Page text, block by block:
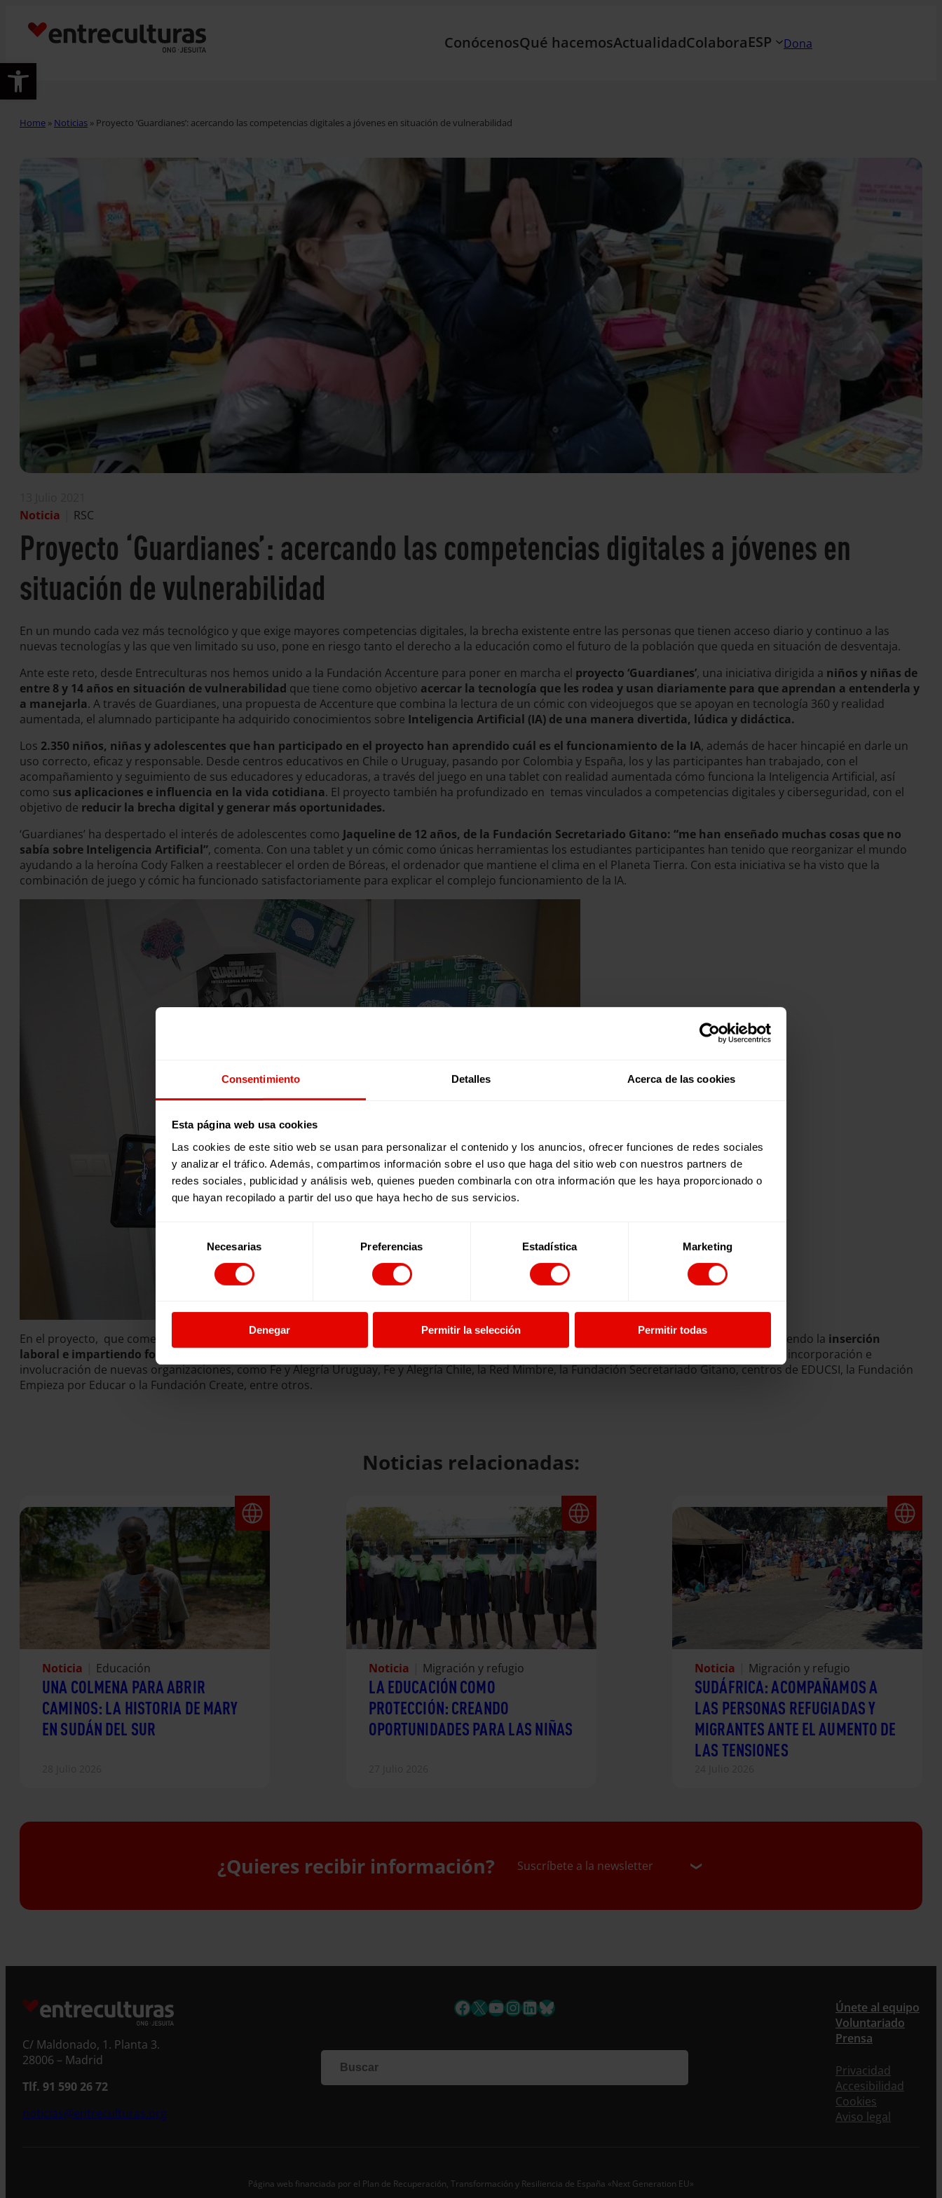
Consentimiento Detalles Acerca de las cookies
Esta página web usa cookies
Las cookies de este sitio web se usan para personalizar el contenido y los anuncios, ofrecer funciones de redes sociales
y analizar el tráfico. Además, compartimos información sobre el uso que haga del sitio web con nuestros partners de
redes sociales, publicidad y análisis web, quienes pueden combinarla con otra información que les haya proporcionado o
que hayan recopilado a partir del uso que haya hecho de sus servicios.
Selección
consentimiento
Necesarias Preferencias Estadística Marketing
Denegar Permitir la selección Permitir todas
Abrir barra de herramientas
ConócenosQué hacemosActualidadColaboraESP Dona
Home » Noticias » Proyecto ‘Guardianes’: acercando las competencias digitales a jóvenes en situación de vulnerabilidad
Noticia
RSC
Proyecto ‘Guardianes’: acercando las competencias digitales a jóvenes en
situación de vulnerabilidad
En un mundo cada vez más tecnológico y que exige mayores competencias digitales, la brecha existente entre las personas que tienen acceso diario y continuo a las
nuevas tecnologías y las que ven limitado su uso, pone en riesgo tanto el derecho a la educación como el futuro de la población que queda en situación de desventaja.
Ante este reto, desde Entreculturas nos hemos unido a la Fundación Accenture para poner en marcha el proyecto ‘Guardianes’, una iniciativa dirigida a niños y niñas de
entre 8 y 14 años en situación de vulnerabilidad que tiene como objetivo acercar la tecnología que les rodea y usan diariamente para que aprendan a entenderla y
a manejarla. A través de Guardianes, una propuesta de Accenture que combina la lectura de un cómic con videojuegos que se apoyan en tecnología 360 y realidad
aumentada, el alumnado participante ha adquirido conocimientos sobre Inteligencia Artificial (IA) de una manera divertida, lúdica y didáctica.
Los 2.350 niños, niñas y adolescentes que han participado en el proyecto han aprendido cuál es el funcionamiento de la IA, además de hacer hincapié en darle un
uso correcto, eficaz y responsable. Desde centros educativos en Chile o Uruguay, pasando por Colombia y España, los y las participantes han trabajado, con el
acompañamiento y seguimiento de sus educadores y educadoras, a través del juego en una tablet con realidad aumentada cómo funciona la Inteligencia Artificial, así
como sus aplicaciones e influencia en la vida cotidiana. El proyecto también ha profundizado en temas vinculados a competencias digitales y ciberseguridad, con el
objetivo de reducir la brecha digital y generar más oportunidades.
‘Guardianes’ ha despertado el interés de adolescentes como Jaqueline de 12 años, de la Fundación Secretariado Gitano: “me han enseñado muchas cosas que no
sabía sobre Inteligencia Artificial”, comenta. Con una tablet y un cómic como únicas herramientas los estudiantes participantes han tenido que reorganizar el mundo
ayudando a la heroína Cody Falken a reestablecer el orden de Bóreas, el ordenador que mantiene el clima en el Planeta Tierra. Con esta iniciativa se ha visto que la
combinación de juego y cómic ha funcionado satisfactoriamente para explicar el complejo funcionamiento de la IA.
En el proyecto, que comenzó en febrero de 2020, colaboramos junto a la Fundación Accenture con quien trabajamos desde el año 2006, favoreciendo la inserción
laboral e impartiendo formación de habilidades básicas para población especialmente vulnerable
. Además esta iniciativa ha contado con la incorporación e
involucración de nuevas organizaciones, como Fe y Alegría Uruguay, Fe y Alegría Chile, la Red Mimbre, la Fundación Secretariado Gitano, centros de EDUCSI, la Fundación
Empieza por Educar o la Fundación Create, entre otros.
Noticias relacionadas:
Noticia Educación
UNA COLMENA PARA ABRIR
CAMINOS: LA HISTORIA DE MARY
EN SUDÁN DEL SUR
Noticia Migración y refugio
LA EDUCACIÓN COMO
PROTECCIÓN: CREANDO
OPORTUNIDADES PARA LAS NIÑAS
Noticia Migración y refugio
SUDÁFRICA: ACOMPAÑAMOS A
LAS PERSONAS REFUGIADAS Y
MIGRANTES ANTE EL AUMENTO DE
LAS TENSIONES
¿Quieres recibir información? Suscríbete a la newsletter
Si quieres recibir nuestra newsletter mensual y los
información, no dejes de completar este formulario.
Al instante, te daremos de alta en nuestra base de
datos y podrás estar al tanto de todas las novedades.
Correo electrónico *
C/ Maldonado, 1. Planta 3.
28006 – Madrid
Tlf. 91 590 26 72
noticias@entreculturas.org
Facebook
X YouTube
Instagram
LinkedIn
Bluesky
Únete al equipo
Voluntariado
Prensa
Privacidad
Accesibilidad
Cookies
Aviso legal
Página web financiada por el Plan de Recuperación, Transformación y Resiliencia de España «Next Generation EU»